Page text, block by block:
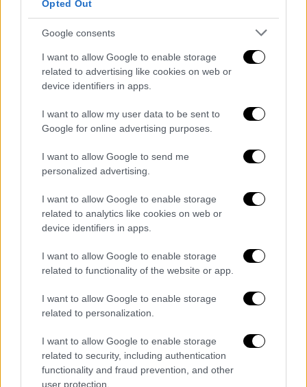
Opted Out
Google consents
I want to allow Google to enable storage
related to advertising like cookies on web or
device identifiers in apps.
I want to allow my user data to be sent to
Google for online advertising purposes.
I want to allow Google to send me
personalized advertising.
I want to allow Google to enable storage
related to analytics like cookies on web or
device identifiers in apps.
I want to allow Google to enable storage
related to functionality of the website or app.
I want to allow Google to enable storage
related to personalization.
I want to allow Google to enable storage
related to security, including authentication
functionality and fraud prevention, and other
user protection.
Τέσσερις δράστες, κινούμενοιμε σκούτερ
μπήκαν στο δημαρχείο και τη σκότωσαν
εισβάλλοντας στο γραφείο της, όπου
βρισκόταν επίσης το δεύτερο θύμα, ο
δημοτικός σύμβουλος Έλι Γκαρσία.
🚨🇲🇽 |#URGENTEOaxaca, estado
a la alcaldesa de San Mateo Piñas,
Lilia Gema García, dentro del palacio
municipal.
pic.twitter.com/8nXwGWq9WJ
(@DerechaDiarioMX)June 15, 2025
Ακόμη
δυο δημοτικοί σύμβουλοι
τραυματίστηκαν, σύμφωνα με την αστυνομία.
Σημειώνεται πως οι επιθέσεις εναντίον
δημόσιων λειτουργών, αιρετών και
πολιτικών αποτελούν ένα τρομαχτικά συχνό